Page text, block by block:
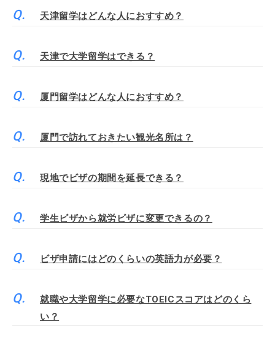
天津留学はどんな人におすすめ？
天津で大学留学はできる？
厦門留学はどんな人におすすめ？
厦門で訪れておきたい観光名所は？
現地でビザの期間を延長できる？
学生ビザから就労ビザに変更できるの？
ビザ申請にはどのくらいの英語力が必要？
就職や大学留学に必要なTOEICスコアはどのくら
い？